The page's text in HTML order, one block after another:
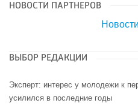
НОВОСТИ ПАРТНЕРОВ
ВЫБОР РЕДАКЦИИ
Эксперт: интерес у молодежи к
усилился в последние годы